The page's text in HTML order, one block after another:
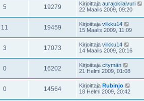
5 19279 Kirjoittaja aurajokilaivuri
22 Maalis 2009, 09:20
11 19459 Kirjoittaja vilkku14
15 Maalis 2009, 11:09
3 17073 Kirjoittaja vilkku14
14 Maalis 2009, 20:16
0 16202 Kirjoittaja citymän
21 Helmi 2009, 01:08
0 14564 Kirjoittaja Rubinjo
18 Helmi 2009, 20:42